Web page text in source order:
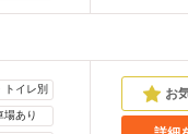
トイレ別
場あり